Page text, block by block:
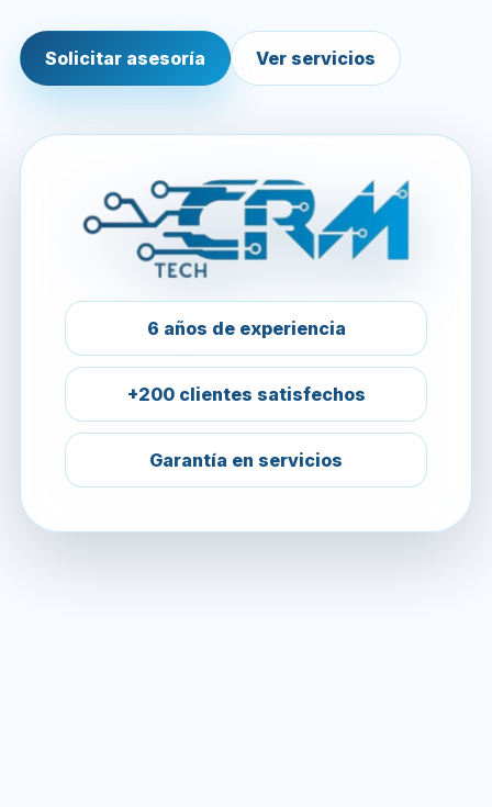
Solicitar asesoría Ver servicios
6 años de experiencia
+200 clientes satisfechos
Garantía en servicios